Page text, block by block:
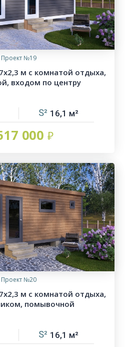
Проект №19
м с комнатой отдыха,
входом по центру
16,1
000
Проект №20
м с комнатой отдыха,
помывочной
16,1